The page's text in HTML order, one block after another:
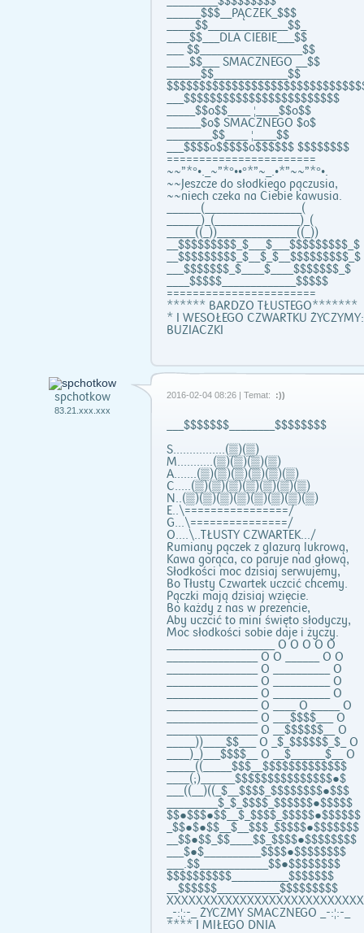
______$$$__PĄCZEK_$$$
_____$$______________$$_
____$$___DLA CIEBIE___$$
___ $$__________________$$
____$$___ SMACZNEGO __$$
______$$_____________$$
___$$$$$$$$$$$$$$$$$$$$$$$$
_____$$o$$____ ¦____$$o$$
______$o$ SMACZNEGO $o$
________$$____ ¦____$$
___$$$$o$$$$$o$$$$$$ $$$$$$$$
=======================
~~”*°•._~”*°••°*”~_.•*”~~”*°•.
~~Jeszcze do słodkiego pączusia,
~~niech czeka na Ciebie kawusia.
______(_________________(
______)_(_______________)_(
_____((_))______________((_))
__$$$$$$$$$_$___$___$$$$$$$$$_$
__$$$$$$$$$_$__$_$__$$$$$$$$$_$
___$$$$$$$_$____$____$$$$$$$_$
____$$$$$_____________$$$$$
=======================
****** BARDZO TŁUSTEGO*******
* I WESOŁEGO CZWARTKU
BUZIACZKI
spchotkow
83.21.xxx.xxx
2016-02-04 08:26 | Temat: :))
___$$$$$$$________$$$$$$$$
S................(▒)(▒)
M...........(▒)(▒)(▒)(▒)
A.......(▒)(▒)(▒)(▒)(▒)(▒)
C.....(▒)(▒)(▒)(▒)(▒)(▒)(▒)
N..(▒)(▒)(▒)(▒)(▒)(▒)(▒)(▒)
E..\================/
G...\===============/
O....\..TŁUSTY CZWARTEK.../
Rumiany pączek z glazurą lukrową,
Kawa gorąca, co paruje nad głową,
Słodkości moc dzisiaj serwujemy,
Bo Tłusty Czwartek uczcić chcemy.
Pączki mają dzisiaj wzięcie.
Bo każdy z nas w prezencie,
Aby uczcić to mini święto słodyczy,
Moc słodkości sobie daje i życzy.
___________________ O O O O O
________________ O O ______ O O
________________ O __________ O
________________ O __________ O
________________ O __________ O
________________ O ____ O _____ O
________________ O ___$$$$___ O
________________ O __$$$$$$__ O
_____))____$$___ O _$_$$$$$$_$_ O
____)_)___$$$$__ O __$______$__ O
_____((_____$$$__$$$$$$$$$$$$$
____(;)______$$$$$$$$$$$$$$$●$
___((__)((_$__$$$$_$$$$$$$$●$$$
_________$_$_$$$$_$$$$$$●$$$$$
$$●$$$●$$__$_$$$$_$$$$$●$$$$$$
_$$●$●$$__$__$$$_$$$$$●$$$$$$$
__$$●$$_$$____$$_$$$$●$$$$$$$$
___$●$__________$$$$●$$$$$$$$
___.$$____________$$●$$$$$$$$
$$$$$$$$$$__________$$$$$$$
__$$$$$$___________$$$$$$$$$
_-:¦:-_ ŻYCZMY SMACZNEGO _-:¦:-_
**** I MIŁEGO DNIA